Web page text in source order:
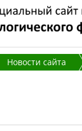
Новости сайта